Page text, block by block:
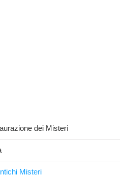
dei Misteri
Misteri